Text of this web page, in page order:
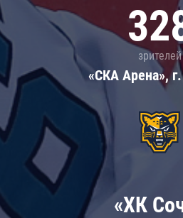
зрителей
«СКА Арена»,
«ХК